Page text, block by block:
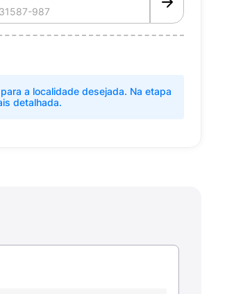
a localidade desejada. Na etapa
detalhada.